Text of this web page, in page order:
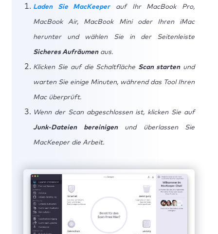
Laden Sie MacKeeperauf Ihr MacBook Pro,
MacBook Air, MacBook Mini oder Ihren iMac
herunter und wählen Sie in der Seitenleiste
Sicheres Aufräumenaus.
Klicken Sie auf die Schaltfläche Scan startenund
warten Sie einige Minuten, während das Tool Ihren
Mac überprüft.
Wenn der Scan abgeschlossen ist, klicken Sie auf
Junk-Dateien bereinigenund überlassen Sie
MacKeeper die Arbeit.